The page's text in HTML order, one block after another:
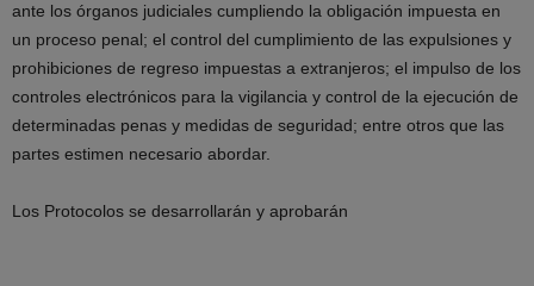
ante los órganos judiciales cumpliendo la obligación impuesta en
un proceso penal; el control del cumplimiento de las expulsiones y
prohibiciones de regreso impuestas a extranjeros; el impulso de los
controles electrónicos para la vigilancia y control de la ejecución de
determinadas penas y medidas de seguridad; entre otros que las
partes estimen necesario abordar.
Los Protocolos se desarrollarán y aprobarán